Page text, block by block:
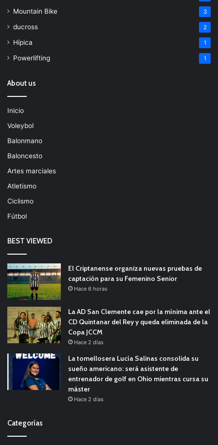
Mountain Bike 3
ducross 2
Hípica 1
Powerlifting 1
About us
Inicio
Voleybol
Balonmano
Baloncesto
Artes marciales
Atletismo
Ciclismo
Fútbol
BEST VIEWED
El Criptanense organiza nuevas pruebas de
captación para su Femenino Senior
Hace 6 horas
La AD San Clemente cae por la mínima ante el
CD Quintanar del Rey y queda eliminada de la
Copa JCCM
Hace 2 días
La tomellosera Lucía Salinas consolida su
sueño americano: será asistente de
entrenador de golf en Ohio mientras cursa su
máster
Hace 2 días
Categorías